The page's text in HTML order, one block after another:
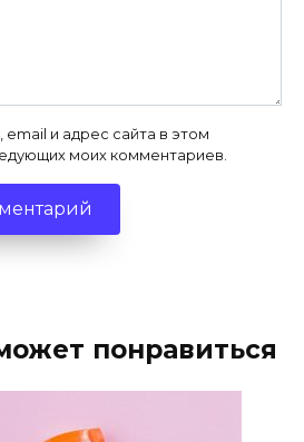
и адрес сайта в этом
моих комментариев.
понравиться